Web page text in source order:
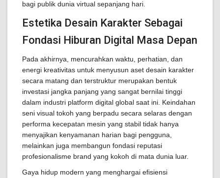
bagi publik dunia virtual sepanjang hari.
Estetika Desain Karakter Sebagai
Fondasi Hiburan Digital Masa Depan
Pada akhirnya, mencurahkan waktu, perhatian, dan
energi kreativitas untuk menyusun aset desain karakter
secara matang dan terstruktur merupakan bentuk
investasi jangka panjang yang sangat bernilai tinggi
dalam industri platform digital global saat ini. Keindahan
seni visual tokoh yang berpadu secara selaras dengan
performa kecepatan mesin yang stabil tidak hanya
menyajikan kenyamanan harian bagi pengguna,
melainkan juga membangun fondasi reputasi
profesionalisme brand yang kokoh di mata dunia luar.
Gaya hidup modern yang menghargai efisiensi